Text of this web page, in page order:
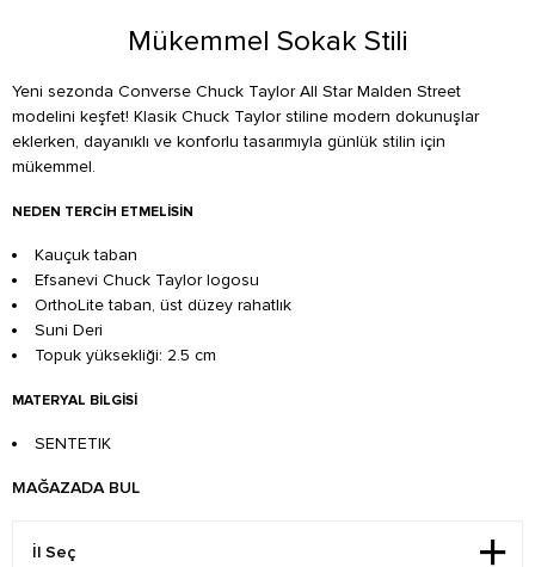
Mükemmel Sokak Stili
Yeni sezonda Converse Chuck Taylor All Star Malden Street
modelini keşfet! Klasik Chuck Taylor stiline modern dokunuşlar
eklerken, dayanıklı ve konforlu tasarımıyla günlük stilin için
mükemmel.
NEDEN TERCIH ETMELISIN
Kauçuk taban
Efsanevi Chuck Taylor logosu
OrthoLite taban, üst düzey rahatlık
Suni Deri
Topuk yüksekliği: 2.5 cm
MATERYAL BILGISI
SENTETIK
MAĞAZADA BUL